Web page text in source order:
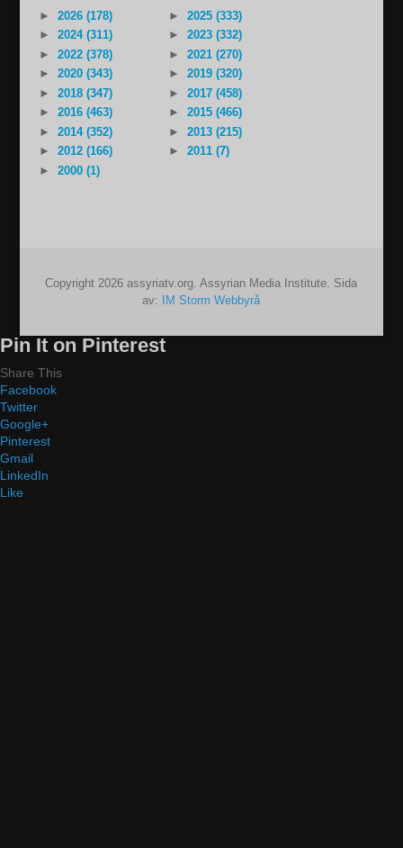
► 2026 (178) ►
2025 (333)
►
2024 (311) ►
2023 (332)
►
2022 (378) ►
2021 (270)
►
2020 (343) ►
2019 (320)
►
2018 (347) ►
2017 (458)
►
2016 (463) ►
2015 (466)
►
2014 (352) ►
2013 (215)
►
2012 (166) ►
2011 (7)
►
2000 (1)
Copyright 2026 assyriatv.org. Assyrian Media Institute. Sida
av:
IM Storm Webbyrå
Pin It on Pinterest
Share This
Facebook
Twitter
Google+
Pinterest
Gmail
LinkedIn
Like